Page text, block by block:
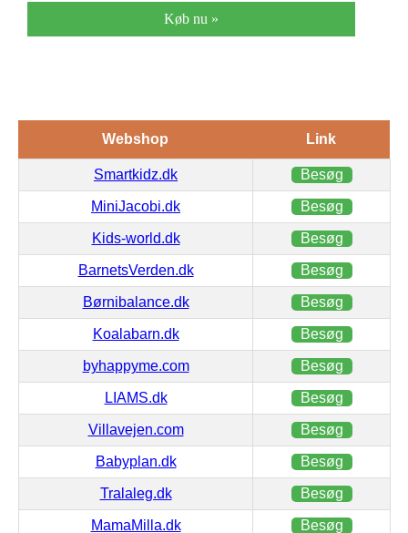
Køb nu »
Webshop Link
Smartkidz.dk Besøg
MiniJacobi.dk Besøg
Kids-world.dk Besøg
BarnetsVerden.dk Besøg
Børnibalance.dk Besøg
Koalabarn.dk Besøg
byhappyme.com Besøg
LIAMS.dk Besøg
Villavejen.com Besøg
Babyplan.dk Besøg
Tralaleg.dk Besøg
MamaMilla.dk Besøg